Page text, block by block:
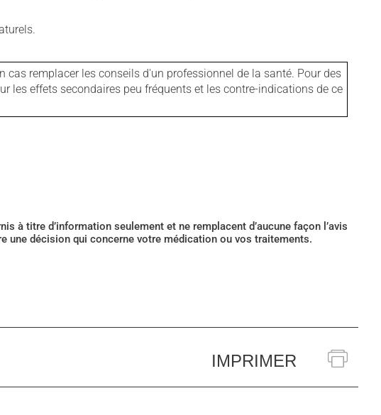
remplacer les conseils d'un professionnel de la santé. Pour des
les effets secondaires peu fréquents et les contre-indications de ce
titre d’information seulement et ne remplacent d’aucune façon l’avis
une décision qui concerne votre médication ou vos traitements.
IMPRIMER